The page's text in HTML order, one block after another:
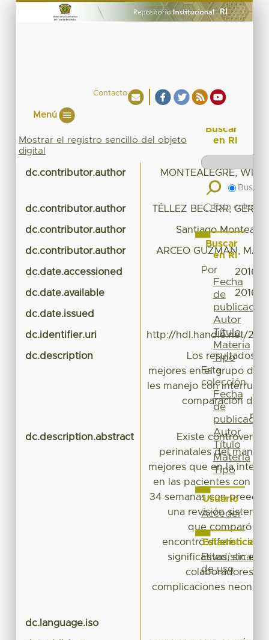
Contacto
Menú
Mostrar el registro sencillo del objeto
digital
dc.contributor.author MONTEALEGRE,
dc.contributor.author TÉLLEZ BECERR,
dc.contributor.author Santiago
dc.contributor.author ARCEO GUZMAN,
dc.date.accessioned 2016-
dc.date.available 2016-
dc.date.issued
dc.identifier.uri http://hdl.handle.net/
dc.description
Los resultados
mejores en el grupo de
les manejo con
comparación de
dc.description.abstract
Existe
perinatales del
mejores que en la
en las pacientes con
34 semanas con
una revisión
que comparó
encontró diferencias
significativas, sin
colaboradores
complicaciones
dc.language.iso
Buscar
en RI
Buscar
Esta
Buscar
en RI
Por
Fecha
de
publicación
Autor
Título
Materia
Tipo
Esta
colección
Fecha
de
publicación
Autor
Título
Materia
Tipo
Usuario
Acceder
Estadísticas
Estadísticas
de uso